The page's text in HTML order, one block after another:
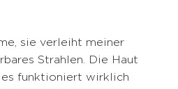
sie verleiht meiner
Strahlen. Die Haut
es funktioniert wirklich